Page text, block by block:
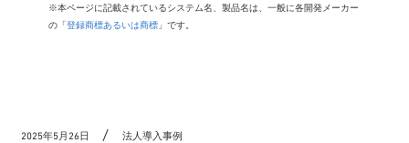
※本ページに記載されているシステム名、製品名は、一般に各開発メーカー
の「登録商標あるいは商標 」です。
2025年5月26日 法人導入事例